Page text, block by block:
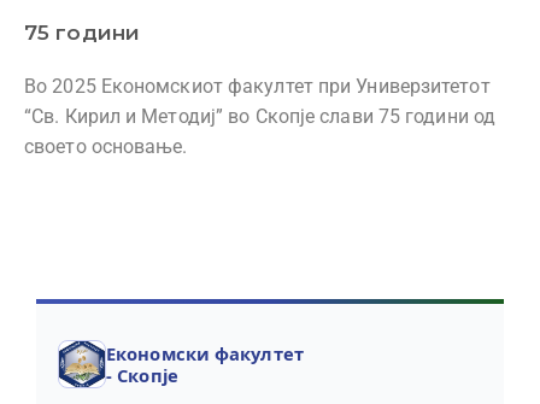
75 години
Во 2025 Економскиот факултет при Универзитетот
“Св. Кирил и Методиј” во Скопје слави 75 години од
своето основање.
Економски факултет
- Скопје